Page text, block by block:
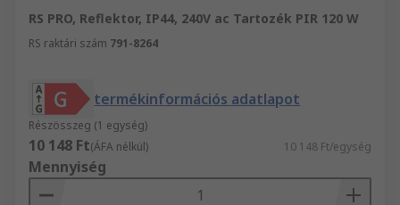
RS PRO, Reflektor, IP44, 240V ac Tartozék PIR 120 W
RS raktári szám 791-8264
termékinformációs adatlapot
Részösszeg (1 egység)
10 148 Ft(ÁFA nélkül) 10 148 Ft/egység
Mennyiség